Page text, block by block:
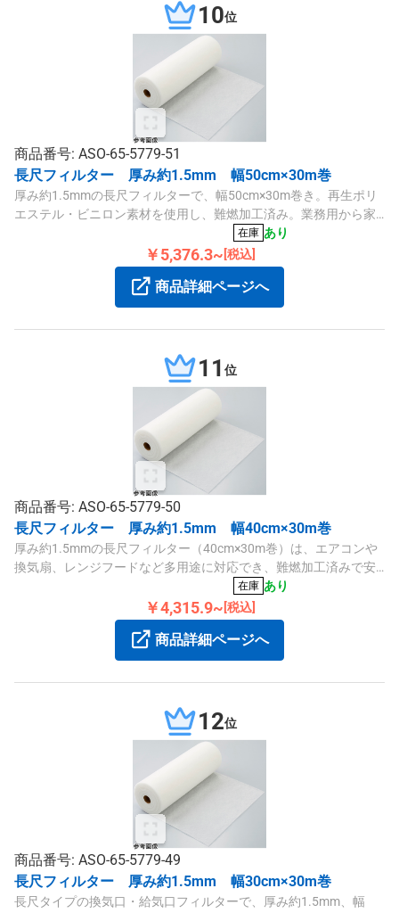
10位
商品番号: ASO-65-5779-51
長尺フィルター 厚み約1.5mm 幅50cm×30m巻
厚み約1.5mmの長尺フィルターで、幅50cm×30m巻き。再生ポリ
エステル・ビニロン素材を使用し、難燃加工済み。業務用から家
在庫 あり
￥5,376.3~ [税込]
商品詳細ページへ
11 位
商品番号: ASO-65-5779-50
長尺フィルター 厚み約1.5mm 幅40cm×30m巻
厚み約1.5mmの長尺フィルター（40cm×30m巻）は、エアコンや
換気扇、レンジフードなど多用途に対応でき、難燃加工済みで安
在庫 あり
￥4,315.9~ [税込]
商品詳細ページへ
12位
商品番号: ASO-65-5779-49
長尺フィルター 厚み約1.5mm 幅30cm×30m巻
長尺タイプの換気口・給気口フィルターで、厚み約1.5mm、幅